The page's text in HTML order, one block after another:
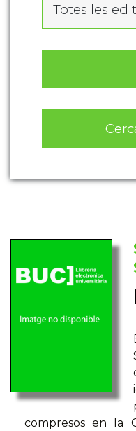
Totes les
compresos en la